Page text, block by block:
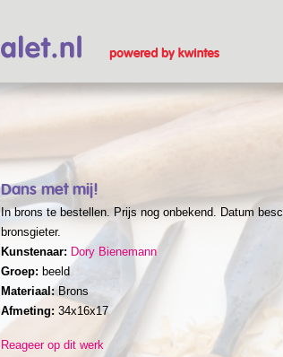
Dans met mij!
In brons te bestellen. Prijs nog onbekend. Datum
bronsgieter.
Kunstenaar: Dory Bienemann
Groep: beeld
Materiaal: Brons
Afmeting: 34x16x17
Reageer op dit werk